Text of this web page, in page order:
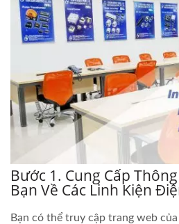
Bước 1. Cung Cấp
Bạn Về Các Linh Kiện
Bạn có thể truy cập trang web